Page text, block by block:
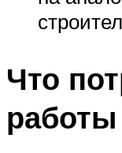
Что
работы